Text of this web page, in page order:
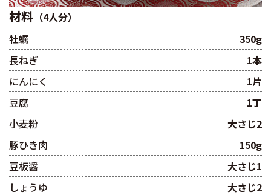
材料 （4人分）
牡蠣
350g
長ねぎ
1本
にんにく
1片
豆腐
1丁
小麦粉
大さじ2
豚ひき肉
150g
豆板醤
大さじ1
しょうゆ
大さじ2